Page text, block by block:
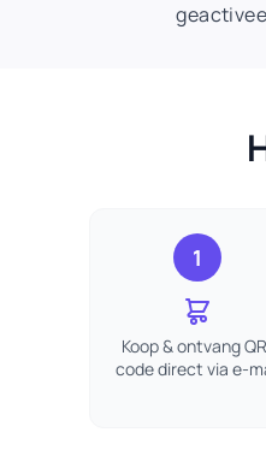
1
Koop & ontvang
code direct via e-